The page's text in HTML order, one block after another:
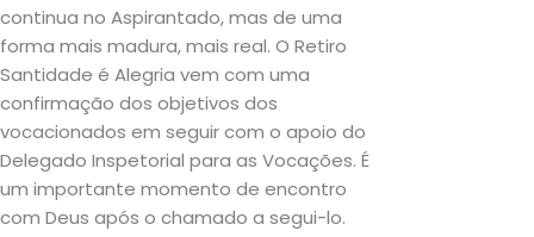
continua no Aspirantado, mas de uma
forma mais madura, mais real. O Retiro
Santidade é Alegria vem com uma
confirmação dos objetivos dos
vocacionados em seguir com o apoio do
Delegado Inspetorial para as Vocações. É
um importante momento de encontro
com Deus após o chamado a segui-lo.